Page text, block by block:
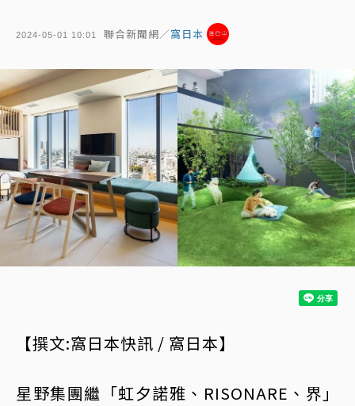
2024-05-01 10:01 聯合新聞網／窩日本
【撰文:窩日本快訊 / 窩日本】
星野集團繼「虹夕諾雅、RISONARE、界」